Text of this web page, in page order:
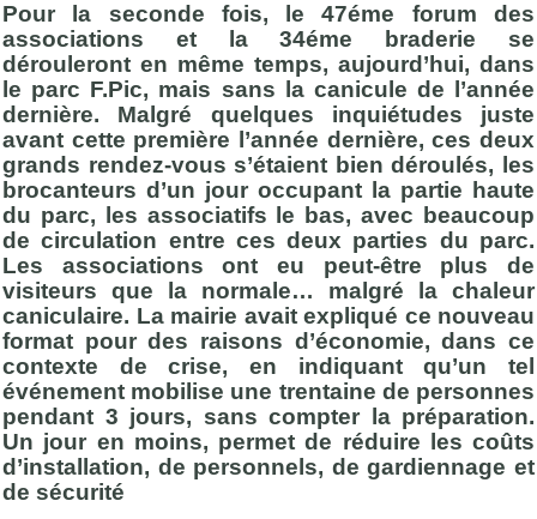
Pour la seconde fois, le 47éme forum des
associations et la 34éme braderie se
dérouleront en même temps, aujourd’hui, dans
le parc F.Pic, mais sans la canicule de l’année
dernière. Malgré quelques inquiétudes juste
avant cette première l’année dernière, ces deux
grands rendez-vous s’étaient bien déroulés, les
brocanteurs d’un jour occupant la partie haute
du parc, les associatifs le bas, avec beaucoup
de circulation entre ces deux parties du parc.
Les associations ont eu peut-être plus de
visiteurs que la normale… malgré la chaleur
caniculaire. La mairie avait expliqué ce nouveau
format pour des raisons d’économie, dans ce
contexte de crise, en indiquant qu’un tel
événement mobilise une trentaine de personnes
pendant 3 jours, sans compter la préparation.
Un jour en moins, permet de réduire les coûts
d’installation, de personnels, de gardiennage et
de sécurité